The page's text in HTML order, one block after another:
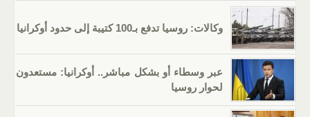
وكالات: روسيا تدفع بـ100 كتيبة إلى حدود أوكرانيا
عبر وسطاء أو بشكل مباشر.. أوكرانيا: مستعدون
لحوار روسيا